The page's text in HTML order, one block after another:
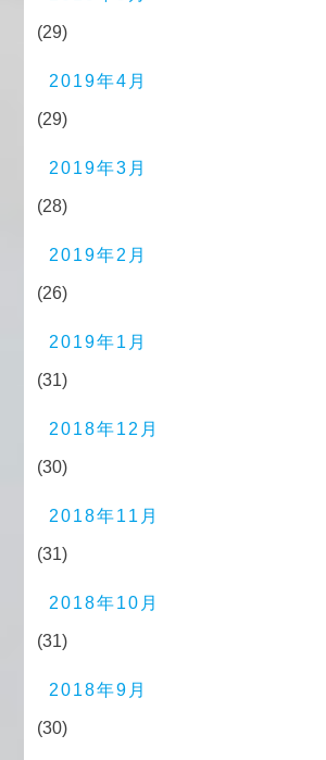
(29)
2019年4月
(29)
2019年3月
(28)
2019年2月
(26)
2019年1月
(31)
2018年12月
(30)
2018年11月
(31)
2018年10月
(31)
2018年9月
(30)